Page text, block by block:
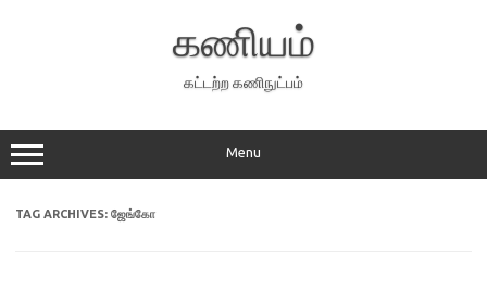
கணியம்
கட்டற்ற கணிநுட்பம்
Menu
TAG ARCHIVES: ஜேங்கோ